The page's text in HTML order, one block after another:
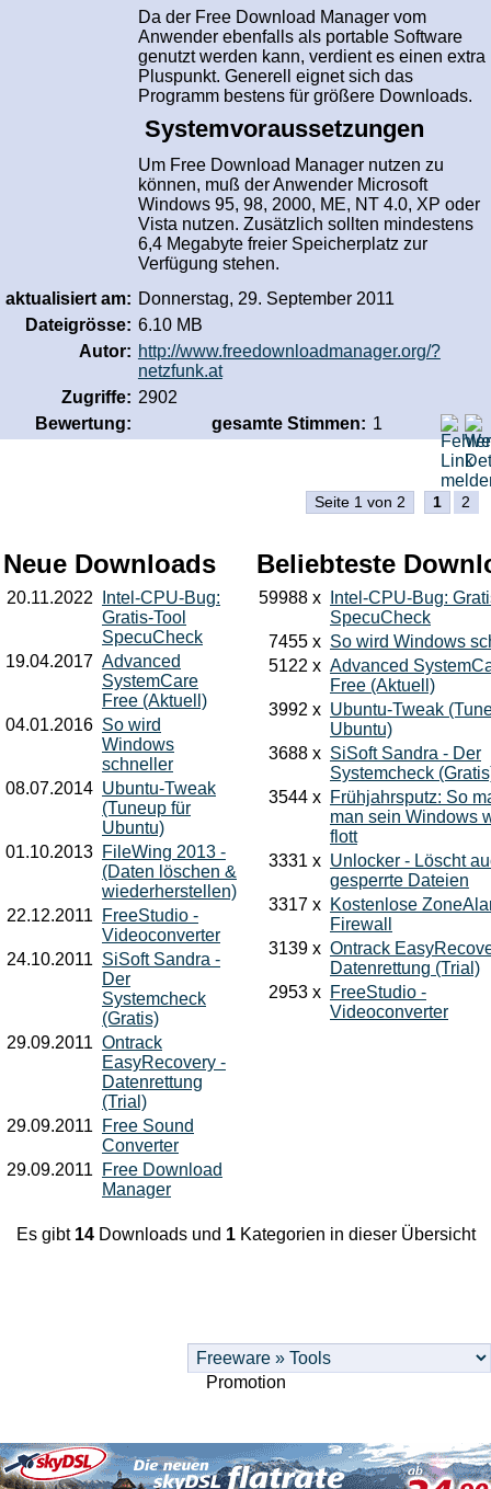
Da der Free Download Manager vom
Anwender ebenfalls als portable Software
genutzt werden kann, verdient es einen extra
Pluspunkt. Generell eignet sich das
Programm bestens für größere Downloads.
Systemvoraussetzungen
Um Free Download Manager nutzen zu
können, muß der Anwender Microsoft
Windows 95, 98, 2000, ME, NT 4.0, XP oder
Vista nutzen. Zusätzlich sollten mindestens
6,4 Megabyte freier Speicherplatz zur
Verfügung stehen.
aktualisiert am: Donnerstag, 29. September 2011
Dateigrösse: 6.10 MB
Autor: http://www.freedownloadmanager.org/?
netzfunk.at
Zugriffe: 2902
Bewertung:
gesamte Stimmen: 1
Seite 1 von 2 1 2
Neue Downloads Beliebteste
20.11.2022
Intel-CPU-Bug:
Gratis-Tool
SpecuCheck
19.04.2017 Advanced
SystemCare
Free (Aktuell)
04.01.2016 So wird
Windows
schneller
08.07.2014 Ubuntu-Tweak
(Tuneup für
Ubuntu)
01.10.2013 FileWing 2013 -
(Daten löschen &
wiederherstellen)
22.12.2011 FreeStudio -
Videoconverter
24.10.2011 SiSoft Sandra -
Der
Systemcheck
(Gratis)
29.09.2011 Ontrack
EasyRecovery -
Datenrettung
(Trial)
29.09.2011 Free Sound
Converter
29.09.2011 Free Download
Manager
59988 x
Intel-CPU-Bug:
SpecuCheck
7455 x So wird Windows
5122 x Advanced
Free (Aktuell)
3992 x Ubuntu-Tweak
Ubuntu)
3688 x SiSoft Sandra - Der
Systemcheck
3544 x Frühjahrsputz: So
man sein Windows
flott
3331 x Unlocker - Löscht
gesperrte Dateien
3317 x Kostenlose
Firewall
3139 x Ontrack
Datenrettung (Trial)
2953 x FreeStudio -
Videoconverter
Es gibt 14Downloads und 1Kategorien in dieser Übersicht
Promotion